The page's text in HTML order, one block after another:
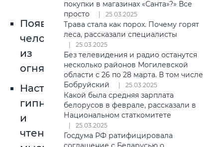
Появление
человека
из
огня;
Настоящий
гипноз
и
чтение
покупки в магазинах «Санта»?» Все
просто
25.03.2025
Трава стала как порох. Почему горят
леса, рассказали специалисты
25.03.2025
Без телевидения и радио останутся
несколько районов Могилевской
области с 26 по 28 марта. В том числе
Бобруйский
25.03.2025
Какой была средняя зарплата
белорусов в феврале, рассказали в
Национальном статкомитете
25.03.2025
Госдума РФ ратифицировала